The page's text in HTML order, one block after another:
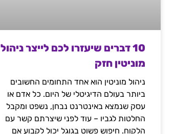
10 דברים שיעזרו לכם לייצר ניהול
מוניטין חזק
ניהול מוניטין הוא אחד התחומים החשובים
ביותר בעולם הדיגיטלי של היום. כל אדם או
עסק שנמצא באינטרנט נבחן, נשפט ומקבל
החלטות לגביו – עוד לפני שיצרתם קשר עם
הלקוח. חיפוש פשוט בגוגל יכול לקבוע אם